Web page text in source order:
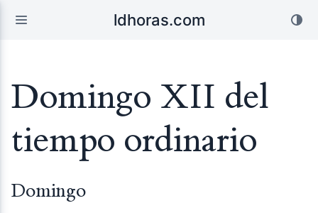
ldhoras.com
Domingo XII del
tiempo ordinario
Domingo